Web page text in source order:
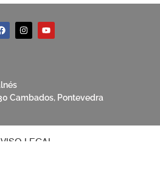
Cambados, Pontevedra
LEGAL